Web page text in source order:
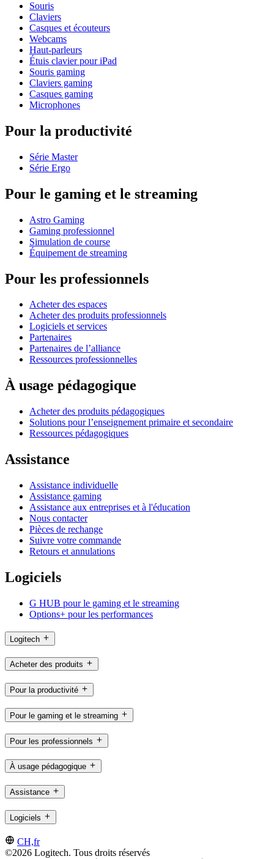
Souris
Claviers
Casques et écouteurs
Webcams
Haut-parleurs
Étuis clavier pour iPad
Souris gaming
Claviers gaming
Casques gaming
Microphones
Pour la productivité
Série Master
Série Ergo
Pour le gaming et le streaming
Astro Gaming
Gaming professionnel
Simulation de course
Équipement de streaming
Pour les professionnels
Acheter des espaces
Acheter des produits professionnels
Logiciels et services
Partenaires
Partenaires de l’alliance
Ressources professionnelles
À usage pédagogique
Acheter des produits pédagogiques
Solutions pour l’enseignement primaire et secondaire
Ressources pédagogiques
Assistance
Assistance individuelle
Assistance gaming
Assistance aux entreprises et à l'éducation
Nous contacter
Pièces de rechange
Suivre votre commande
Retours et annulations
Logiciels
G HUB pour le gaming et le streaming
Options+ pour les performances
Logitech
Acheter des produits
Pour la productivité
Pour le gaming et le streaming
Pour les professionnels
À usage pédagogique
Assistance
Logiciels
CH,fr
©2026 Logitech. Tous droits réservés